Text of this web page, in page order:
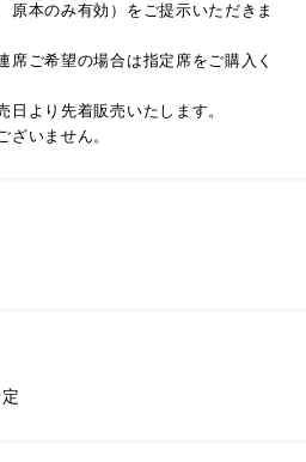
原本のみ有効）をご提示いただきま
席ご希望の場合は指定席をご購入く
日より先着販売いたします。
ざいません。